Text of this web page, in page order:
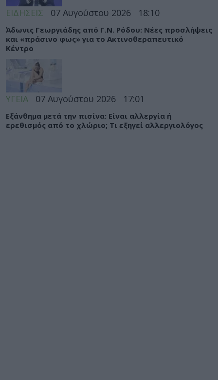
ΕΙΔΗΣΕΙΣ 07 Αυγούστου 2026 18:10
Άδωνις Γεωργιάδης από Γ.Ν. Ρόδου: Νέες προσλήψεις
και «πράσινο φως» για το Ακτινοθεραπευτικό
Κέντρο
ΥΓΕΙΑ 07 Αυγούστου 2026 17:01
Εξάνθημα μετά την πισίνα: Είναι αλλεργία ή
ερεθισμός από το χλώριο; Τι εξηγεί αλλεργιολόγος